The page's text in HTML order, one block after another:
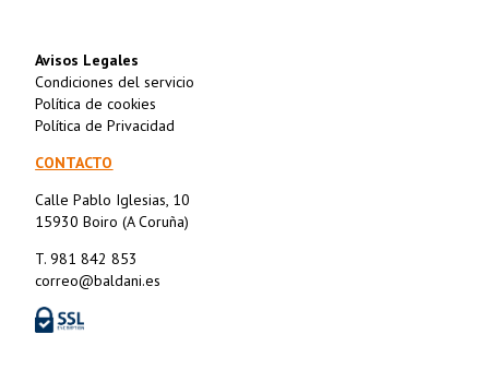
Avisos Legales
Condiciones del servicio
Política de cookies
Política de Privacidad
CONTACTO
Calle Pablo Iglesias, 10
15930 Boiro (A Coruña)
T. 981 842 853
correo@baldani.es